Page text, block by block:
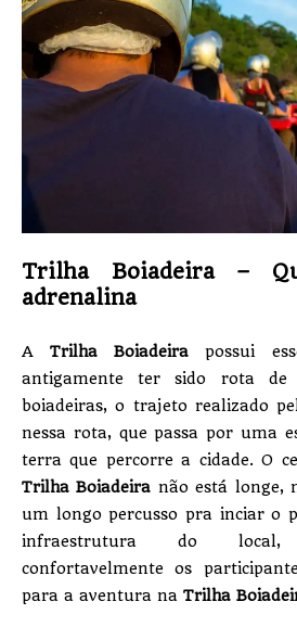
Trilha Boiadeira –
adrenalina
ATrilha Boiadeira possui
antigamente ter sido rota de
boiadeiras, o trajeto realizado
nessa rota, que passa por uma
terra que percorre a cidade. O
Trilha Boiadeira não está longe,
um longo percusso pra inciar o
infraestrutura do
confortavelmente os
para a aventura na Trilha